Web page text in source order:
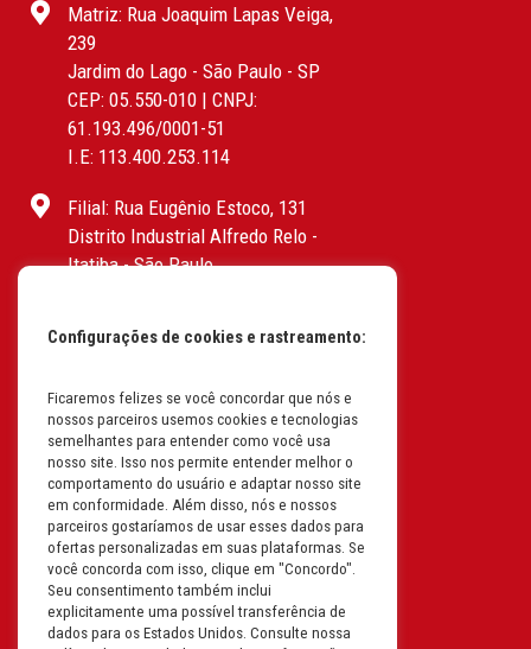
Matriz: Rua Joaquim Lapas Veiga,
239
Jardim do Lago - São Paulo - SP
CEP: 05.550-010 | CNPJ:
61.193.496/0001-51
I.E: 113.400.253.114
Filial: Rua Eugênio Estoco, 131
Distrito Industrial Alfredo Relo -
Itatiba - São Paulo
I.E: 382.096.357.1147
Filial: Av. Odila Chaves Rodrigues,
1277
Parque industrial RM - Condomínio
Therapark - Jundiaí - São Paulo
CEP: 13.213-087 | CNPJ:
61.193.496/0018-08
I.E: 407.642.800.114
Filial: Rua em Projeto G, 728 – Letra A
Configurações de cookies e rastreamento:
Ficaremos felizes se você concordar que nós e
nossos parceiros usemos cookies e tecnologias
semelhantes para entender como você usa
nosso site. Isso nos permite entender melhor o
comportamento do usuário e adaptar nosso site
em conformidade. Além disso, nós e nossos
parceiros gostaríamos de usar esses dados para
ofertas personalizadas em suas plataformas. Se
você concorda com isso, clique em "Concordo".
Seu consentimento também inclui
explicitamente uma possível transferência de
dados para os Estados Unidos. Consulte nossa